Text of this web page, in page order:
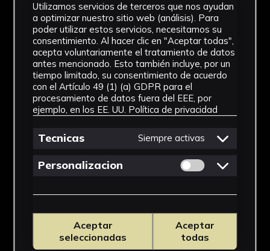
NºCatálogo
FGD-04-0XX-025
Tipología
Documento
Cronología
1990
Cartulina
Utilizamos servicios de terceros que nos ayudan
a optimizar nuestro sitio web (análisis). Para
poder utilizar estos servicios, necesitamos su
consentimiento. Al hacer clic en "Aceptar todas",
acepta voluntariamente el tratamiento de datos
antes mencionado. Esto también incluye, por un
tiempo limitado, su consentimiento de acuerdo
con el Artículo 49 (1) (a) GDPR para el
procesamiento de datos fuera del EEE, por
ejemplo, en los EE. UU. Política de privacidad
Tecnicas Siempre activas
Personalizacion Permitir cookies
Aceptar
seleccionadas
Aceptar
todas